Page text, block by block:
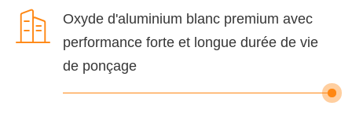

Oxyde d'aluminium blanc premium avec
performance forte et longue durée de vie
de ponçage